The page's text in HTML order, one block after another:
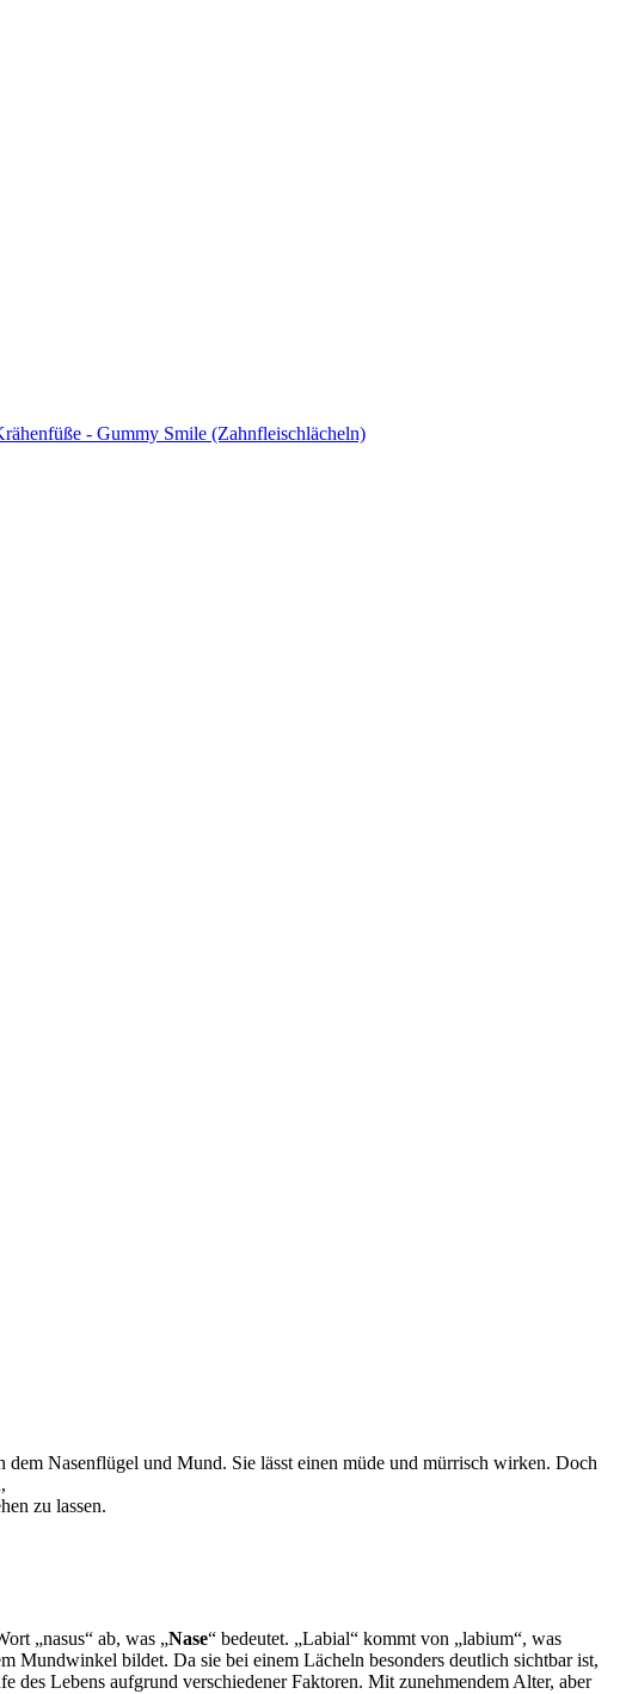
Nasenflügel und Mund. Sie lässt einen müde und mürrisch wirken. Doch
zu lassen.
„nasus“ ab, was „Nase“ bedeutet. „Labial“ kommt von „labium“, was
Mundwinkel bildet. Da sie bei einem Lächeln besonders deutlich sichtbar ist,
des Lebens aufgrund verschiedener Faktoren. Mit zunehmendem Alter, aber